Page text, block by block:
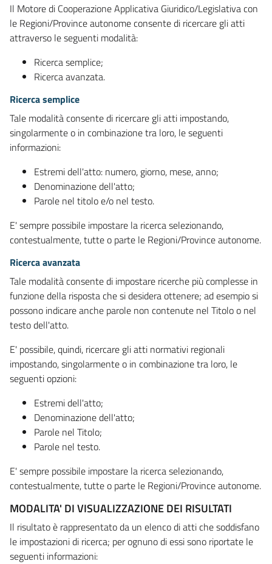
Il Motore di Cooperazione Applicativa Giuridico/Legislativa con
le Regioni/Province autonome consente di ricercare gli atti
attraverso le seguenti modalità:
Ricerca semplice;
Ricerca avanzata.
Ricerca semplice
Tale modalità consente di ricercare gli atti impostando,
singolarmente o in combinazione tra loro, le seguenti
informazioni:
Estremi dell'atto: numero, giorno, mese, anno;
Denominazione dell'atto;
Parole nel titolo e/o nel testo.
E' sempre possibile impostare la ricerca selezionando,
contestualmente, tutte o parte le Regioni/Province autonome.
Ricerca avanzata
Tale modalità consente di impostare ricerche più complesse in
funzione della risposta che si desidera ottenere; ad esempio si
possono indicare anche parole non contenute nel Titolo o nel
testo dell'atto.
E' possibile, quindi, ricercare gli atti normativi regionali
impostando, singolarmente o in combinazione tra loro, le
seguenti opzioni:
Estremi dell'atto;
Denominazione dell'atto;
Parole nel Titolo;
Parole nel testo.
E' sempre possibile impostare la ricerca selezionando,
contestualmente, tutte o parte le Regioni/Province autonome.
MODALITA' DI VISUALIZZAZIONE DEI RISULTATI
Il risultato è rappresentato da un elenco di atti che soddisfano
le impostazioni di ricerca; per ognuno di essi sono riportate le
seguenti informazioni: